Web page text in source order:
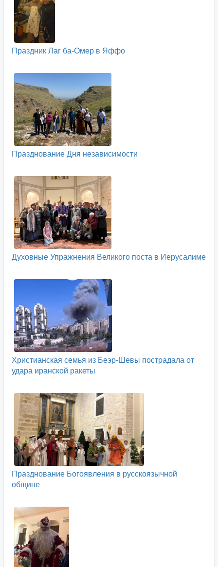
Праздник Лаг ба-Омер в Яффо
Празднование Дня независимости
Духовные Упражнения Великого поста в Иерусалиме
Христианская семья из Беэр-Шевы пострадала от
удара иранской ракеты
Празднование Богоявления в русскоязычной
общине